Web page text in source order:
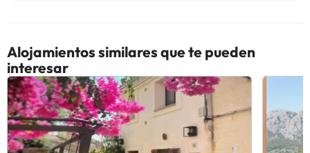
Alojamientos similares que te pueden
interesar